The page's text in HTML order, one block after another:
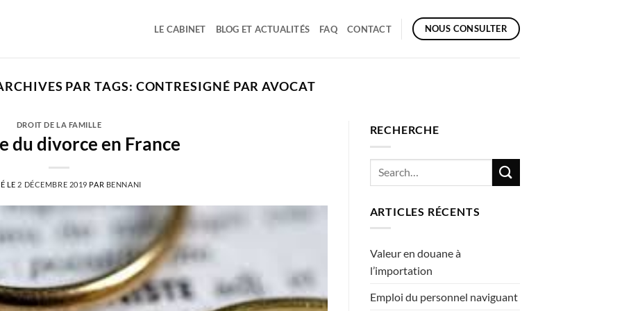
LE CABINET BLOG ET ACTUALITÉS FAQ CONTACT NOUS CONSULTER
PAR TAGS: CONTRESIGNÉ PAR AVOCAT
DROIT DE LA FAMILLE
du divorce en France
LE 2 DÉCEMBRE 2019 PAR BENNANI
RECHERCHE
ARTICLES RÉCENTS
Valeur en douane à
l’importation
Emploi du personnel naviguant